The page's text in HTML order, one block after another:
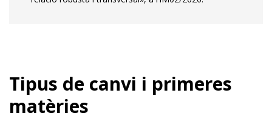
Tipus de canvi i primeres
matèries